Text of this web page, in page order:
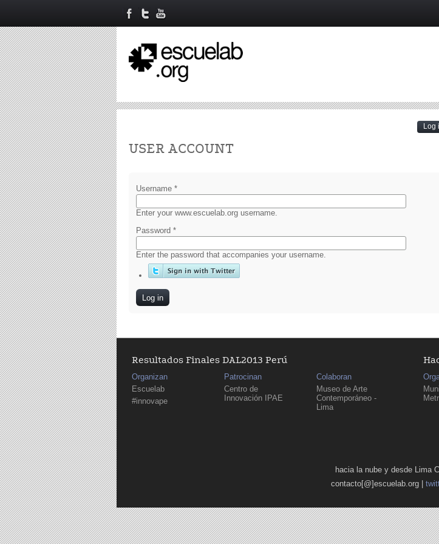
Log
USER ACCOUNT
Username *
Enter your www.escuelab.org username.
Password *
Enter the password that accompanies your username.
Resultados Finales DAL2013 Perú
Organizan
Escuelab
#innovape
Patrocinan
Centro de
Innovación IPAE
Colaboran
Museo de Arte
Contemporáneo -
Lima
hacia la nube y desde Lima
contacto[@]escuelab.org |